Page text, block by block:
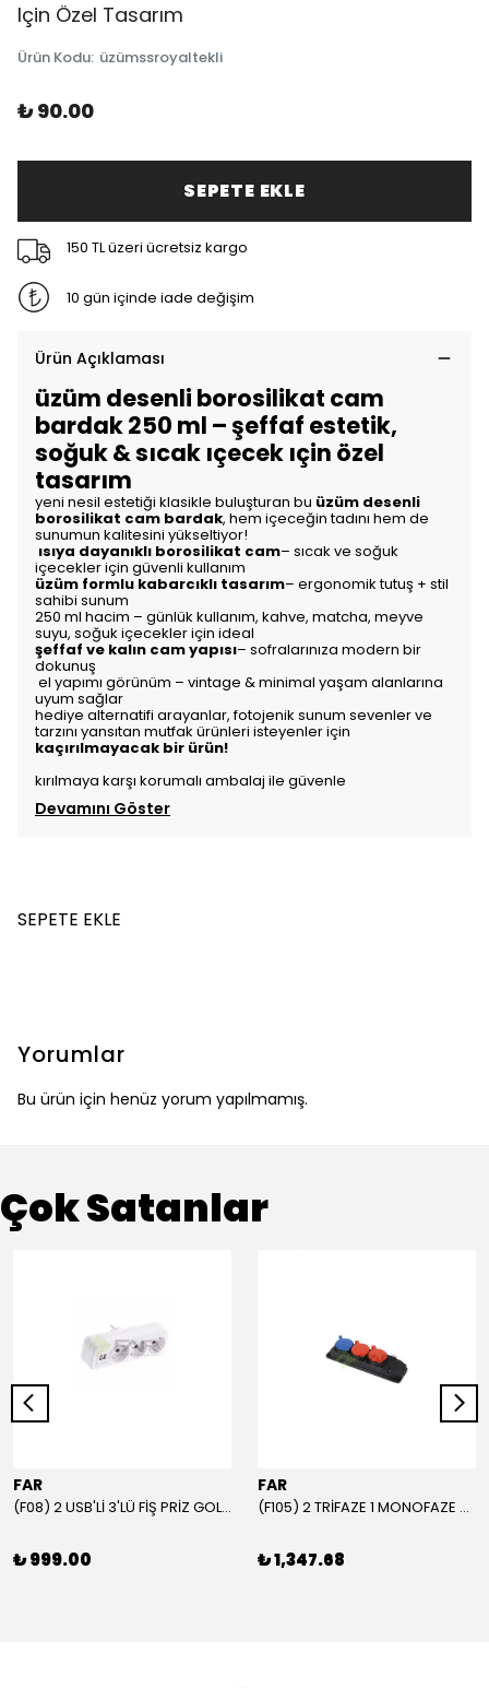
Için Özel Tasarım
Ürün Kodu: üzümssroyaltekli
₺ 90.00
SEPETE EKLE
150 TL üzeri ücretsiz kargo
10 gün içinde iade değişim
Ürün Açıklaması
üzüm desenli borosilikat cam
bardak 250 ml – şeffaf estetik,
soğuk & sıcak ıçecek ıçin özel
tasarım
yeni nesil estetiği klasikle buluşturan bu üzüm desenli
borosilikat cam bardak, hem içeceğin tadını hem de
sunumun kalitesini yükseltiyor!
ısıya dayanıklı borosilikat cam– sıcak ve soğuk
içecekler için güvenli kullanım
üzüm formlu kabarcıklı tasarım– ergonomik tutuş + stil
sahibi sunum
250 ml hacim – günlük kullanım, kahve, matcha, meyve
suyu, soğuk içecekler için ideal
şeffaf ve kalın cam yapısı– sofralarınıza modern bir
dokunuş
el yapımı görünüm – vintage & minimal yaşam alanlarına
uyum sağlar
hediye alternatifi arayanlar, fotojenik sunum sevenler ve
tarzını yansıtan mutfak ürünleri isteyenler için
kaçırılmayacak bir ürün!
kırılmaya karşı korumalı ambalaj ile güvenle
Devamını Göster
SEPETE EKLE
Yorumlar
Bu ürün için henüz yorum yapılmamış.
Çok Satanlar
FAR
(F08) 2 USB'Lİ 3'LÜ FİŞ PRİZ GOLYAT
₺ 999.00
FAR
(F105) 2 TRİFAZE 1 MONOFAZE GRUP PRİZ
₺ 1,347.68